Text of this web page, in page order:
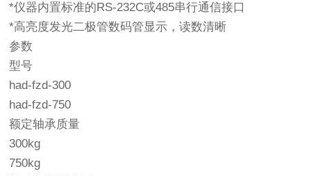
*仪器内置标准的RS-232C或485串行通信接口
*高亮度发光二极管数码管显示，读数清晰
参数
型号
had-fzd-300
had-fzd-750
额定轴承质量
300kg
750kg